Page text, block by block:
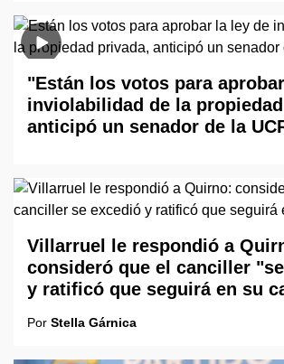
"Están los votos para
inviolabilidad de la
anticipó un senador de la
Villarruel le respondió a
consideró que el canciller
y ratificó que seguirá en su
Por Stella Gárnica